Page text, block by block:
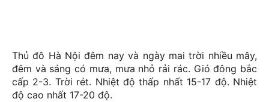
Thủ đô Hà Nội đêm nay và ngày mai trời nhiều mây,
đêm và sáng có mưa, mưa nhỏ rải rác. Gió đông bắc
cấp 2-3. Trời rét. Nhiệt độ thấp nhất 15-17 độ. Nhiệt
độ cao nhất 17-20 độ.